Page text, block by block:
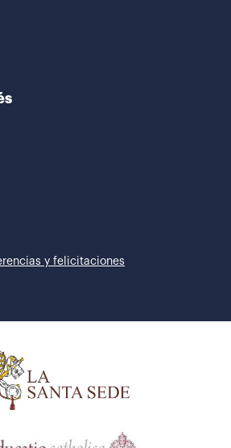
y felicitaciones